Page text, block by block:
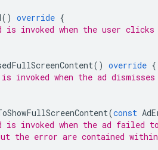
() override {
is invoked when the user
() override {
invoked when the ad
(const
is invoked when the ad failed
the error are contained within